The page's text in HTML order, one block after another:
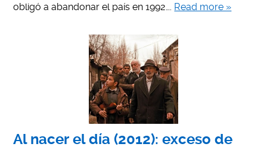
obligó a abandonar el país en 1992…. Read more »
Al nacer el día (2012): exceso de